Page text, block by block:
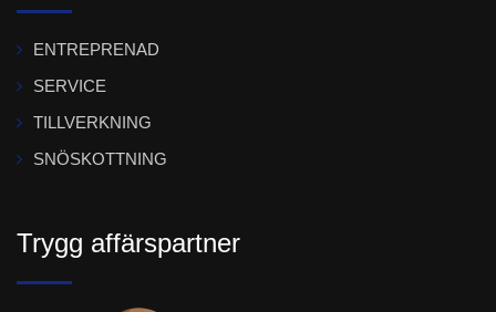
ENTREPRENAD
SERVICE
TILLVERKNING
SNÖSKOTTNING
Trygg affärspartner